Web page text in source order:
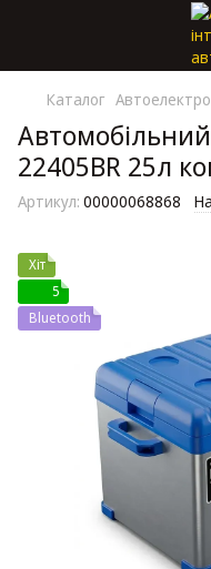
Каталог
22405BR 25л
Артикул: 00000068868
Хіт
5
Bluetooth